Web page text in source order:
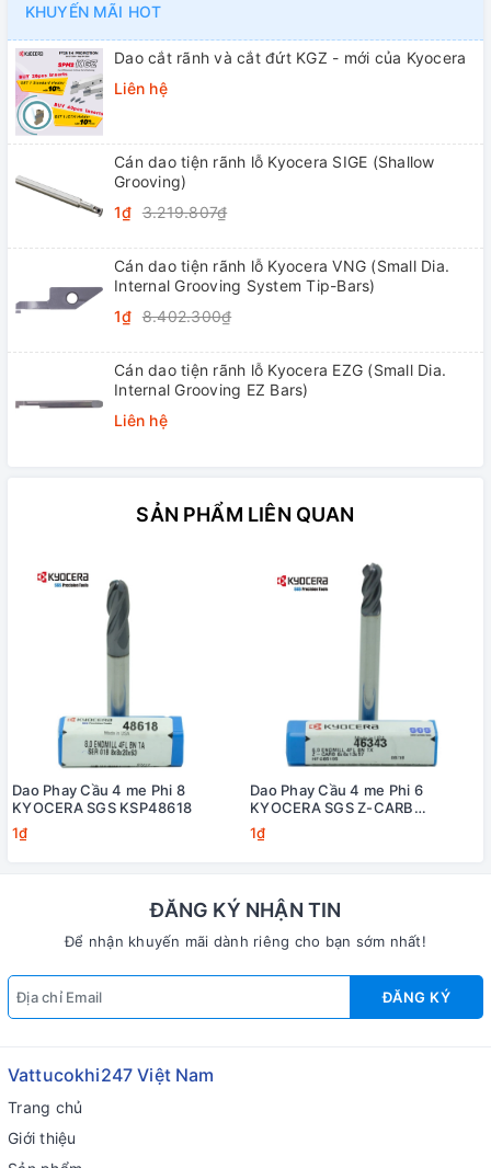
KHUYẾN MÃI HOT
Dao cắt rãnh và cắt đứt KGZ - mới của Kyocera
Liên hệ
Cán dao tiện rãnh lỗ Kyocera SIGE (Shallow
Grooving)
1₫ 3.219.807₫
Cán dao tiện rãnh lỗ Kyocera VNG (Small Dia.
Internal Grooving System Tip-Bars)
1₫ 8.402.300₫
Cán dao tiện rãnh lỗ Kyocera EZG (Small Dia.
Internal Grooving EZ Bars)
Liên hệ
SẢN PHẨM LIÊN QUAN
Dao Phay Cầu 4 me Phi 8
KYOCERA SGS KSP48618
1₫
Dao Phay Cầu 4 me Phi 6
KYOCERA SGS Z-CARB
KSP46343
1₫
ĐĂNG KÝ NHẬN TIN
Để nhận khuyến mãi dành riêng cho bạn sớm nhất!
ĐĂNG KÝ
Vattucokhi247 Việt Nam
Trang chủ
Giới thiệu